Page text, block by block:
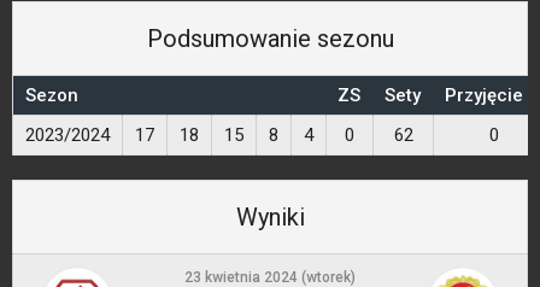
Podsumowanie sezonu
Sezon ZS Sety
Przyjęcie
2023/2024
17 18 15 8 4 0 62 0
Wyniki
23 kwietnia 2024 (wtorek)